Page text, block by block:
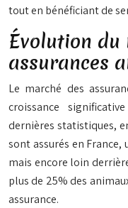
tout en bénéficiant de
Évolution du
assurances
Le marché des
croissance
dernières statistiques,
sont assurés en
mais encore loin
plus de 25% des
assurance.